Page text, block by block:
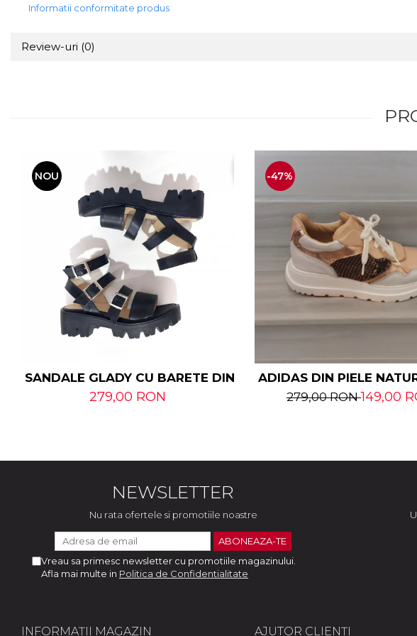
Informatii conformitate produs
Review-uri (0)
NOU
SANDALE GLADY CU BARETE DIN PIELE NATURALA
279,00 RON
-47%
ADIDAS DIN PIELE
279,00 RON149,00
NEWSLETTER
Nu rata ofertele si promotiile noastre
Vreau sa primesc newsletter cu promotiile magazinului.
Afla mai multe in Politica de Confidentialitate
INFORMAȚII MAGAZIN AJUTOR CLIENȚI